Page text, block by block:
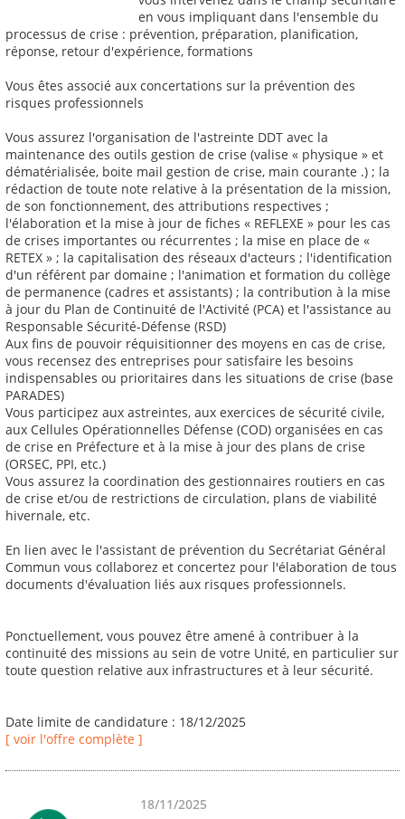
en vous impliquant dans l'ensemble du
processus de crise : prévention, préparation, planification,
réponse, retour d'expérience, formations
Vous êtes associé aux concertations sur la prévention des
risques professionnels
Vous assurez l'organisation de l'astreinte DDT avec la
maintenance des outils gestion de crise (valise « physique » et
dématérialisée, boite mail gestion de crise, main courante .) ; la
rédaction de toute note relative à la présentation de la mission,
de son fonctionnement, des attributions respectives ;
l'élaboration et la mise à jour de fiches « REFLEXE » pour les cas
de crises importantes ou récurrentes ; la mise en place de «
RETEX » ; la capitalisation des réseaux d'acteurs ; l'identification
d'un référent par domaine ; l'animation et formation du collège
de permanence (cadres et assistants) ; la contribution à la mise
à jour du Plan de Continuité de l'Activité (PCA) et l'assistance au
Responsable Sécurité-Défense (RSD)
Aux fins de pouvoir réquisitionner des moyens en cas de crise,
vous recensez des entreprises pour satisfaire les besoins
indispensables ou prioritaires dans les situations de crise (base
PARADES)
Vous participez aux astreintes, aux exercices de sécurité civile,
aux Cellules Opérationnelles Défense (COD) organisées en cas
de crise en Préfecture et à la mise à jour des plans de crise
(ORSEC, PPI, etc.)
Vous assurez la coordination des gestionnaires routiers en cas
de crise et/ou de restrictions de circulation, plans de viabilité
hivernale, etc.
En lien avec le l'assistant de prévention du Secrétariat Général
Commun vous collaborez et concertez pour l'élaboration de tous
documents d'évaluation liés aux risques professionnels.
Ponctuellement, vous pouvez être amené à contribuer à la
continuité des missions au sein de votre Unité, en particulier sur
toute question relative aux infrastructures et à leur sécurité.
Date limite de candidature : 18/12/2025
[ voir l'offre complète ]
18/11/2025